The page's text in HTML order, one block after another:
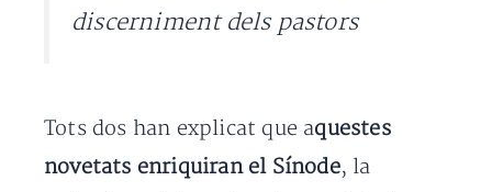
discerniment dels pastors
Tots dos han explicat que aquestes
novetats enriquiran el Sínode, la